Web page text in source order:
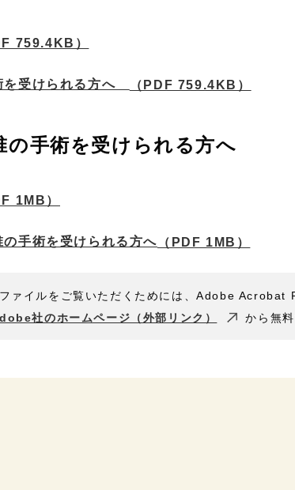
759.4KB）
を受けられる方へ （PDF 759.4KB）
の手術を受けられる方へ
1MB）
の手術を受けられる方へ （PDF 1MB）
ァイルをご覧いただくためには、Adobe Acrobat
社のホームページ（外部リンク）
から無